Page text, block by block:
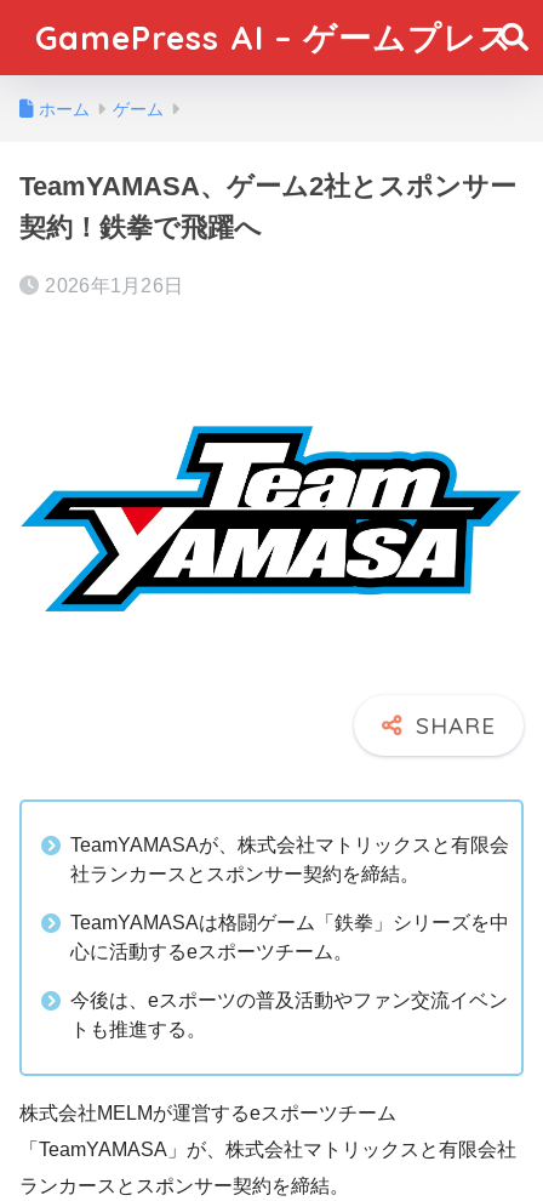
GamePress AI – ゲームプレス
ホーム ゲーム
TeamYAMASA、ゲーム2社とスポンサー
契約！鉄拳で飛躍へ
2026年1月26日
TeamYAMASAが、株式会社マトリックスと有限会
社ランカースとスポンサー契約を締結。
TeamYAMASAは格闘ゲーム「鉄拳」シリーズを中
心に活動するeスポーツチーム。
今後は、eスポーツの普及活動やファン交流イベン
トも推進する。
株式会社MELMが運営するeスポーツチーム
「TeamYAMASA」が、株式会社マトリックスと有限会社
ランカースとスポンサー契約を締結。